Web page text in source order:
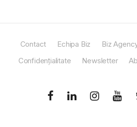
Contact Echipa Biz Biz
Confidențialitate
Newsletter